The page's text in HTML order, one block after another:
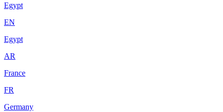
Egypt
EN
Egypt
AR
France
FR
Germany